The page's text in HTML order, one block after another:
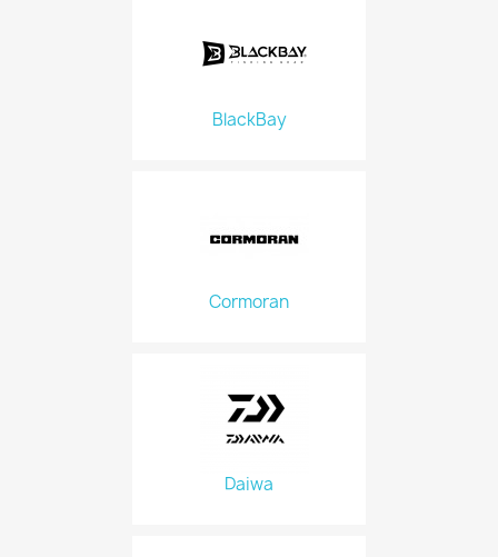
BlackBay
Cormoran
Daiwa